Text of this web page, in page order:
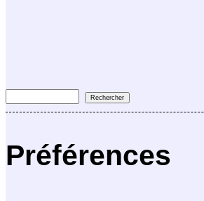
Préférences